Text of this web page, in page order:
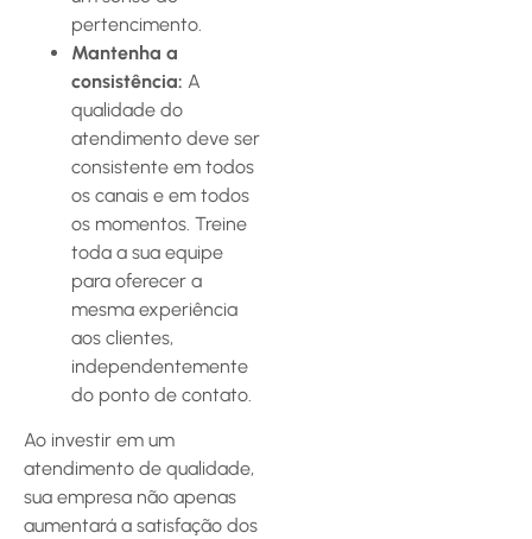
pertencimento.
Mantenha a
consistência: A
qualidade do
atendimento deve ser
consistente em todos
os canais e em todos
os momentos. Treine
toda a sua equipe
para oferecer a
mesma experiência
aos clientes,
independentemente
do ponto de contato.
Ao investir em um
atendimento de qualidade,
sua empresa não apenas
aumentará a satisfação dos